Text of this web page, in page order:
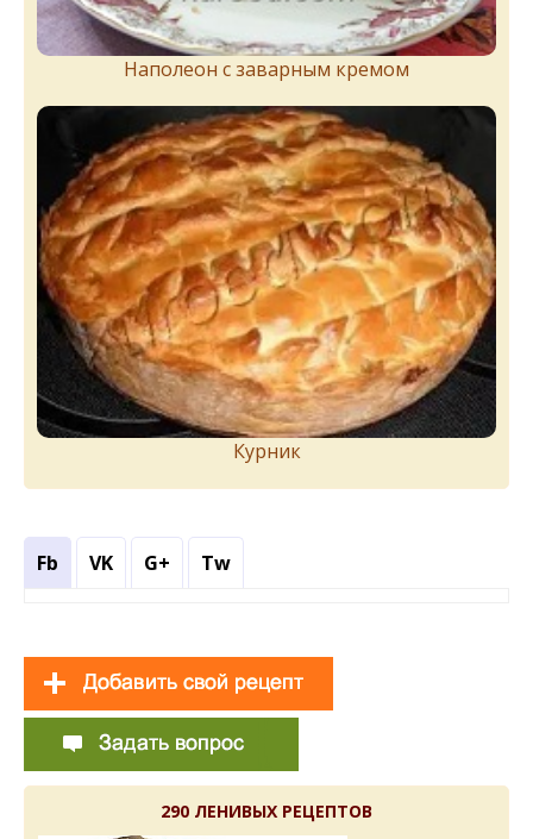
Наполеон с заварным кремом
Курник
Fb VK G+ Tw
290 ЛЕНИВЫХ РЕЦЕПТОВ